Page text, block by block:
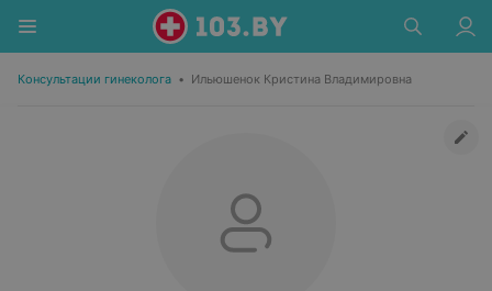
Консультации гинеколога • Ильюшенок Кристина Владимировна